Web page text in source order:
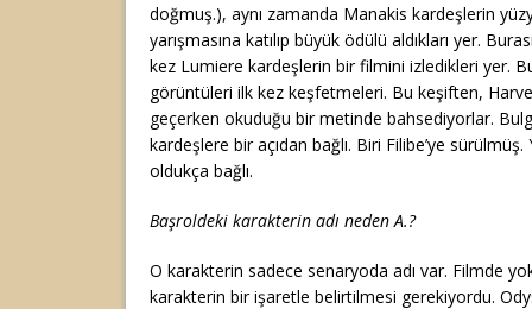
doğmuş.), aynı zamanda Manakis kardeşlerin
yarışmasına katılıp büyük ödülü aldıkları yer.
kez Lumiere kardeşlerin bir filmini izledikleri yer.
görüntüleri ilk kez keşfetmeleri. Bu keşiften, Harvey
geçerken okuduğu bir metinde bahsediyorlar.
kardeşlere bir açıdan bağlı. Biri Filibe’ye
oldukça bağlı.
Başroldeki karakterin adı neden A.?
O karakterin sadece senaryoda adı var. Filmde
karakterin bir işaretle belirtilmesi gerekiyordu.